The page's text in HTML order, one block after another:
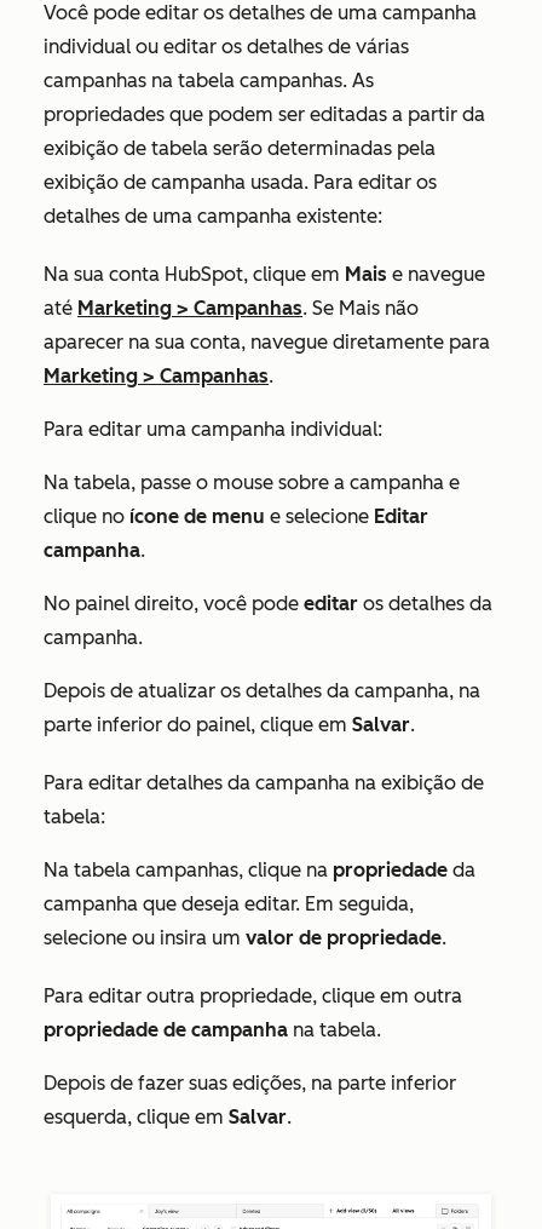
Você pode editar os detalhes de uma campanha
individual ou editar os detalhes de várias
campanhas na tabela campanhas. As
propriedades que podem ser editadas a partir da
exibição de tabela serão determinadas pela
exibição de campanha usada. Para editar os
detalhes de uma campanha existente:
Na sua conta HubSpot, clique em Mais e navegue
até Marketing > Campanhas. Se Mais não
aparecer na sua conta, navegue diretamente para
Marketing > Campanhas.
Para editar uma campanha individual:
Na tabela, passe o mouse sobre a campanha e
clique no ícone de menu e selecione Editar
campanha.
No painel direito, você pode editar os detalhes da
campanha.
Depois de atualizar os detalhes da campanha, na
parte inferior do painel, clique em Salvar.
Para editar detalhes da campanha na exibição de
tabela:
Na tabela campanhas, clique na propriedade da
campanha que deseja editar. Em seguida,
selecione ou insira um valor de propriedade.
Para editar outra propriedade, clique em outra
propriedade de campanha na tabela.
Depois de fazer suas edições, na parte inferior
esquerda, clique em Salvar.